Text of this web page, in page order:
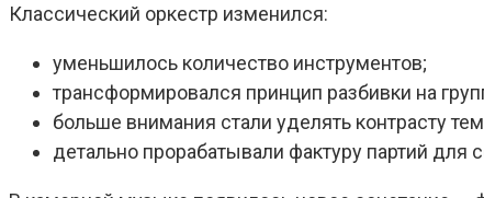
Классический оркестр изменился:
уменьшилось количество инструментов;
трансформировался принцип разбивки на
больше внимания стали уделять контрасту
детально прорабатывали фактуру партий для